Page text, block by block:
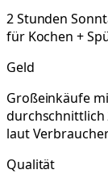
2 Stunden
für Kochen +
Geld
Großeinkäufe
durchschnittlich
laut
Qualität